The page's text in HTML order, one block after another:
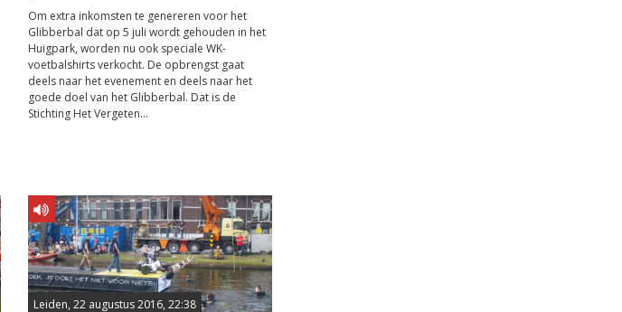
Om extra inkomsten te genereren voor het
Glibberbal dat op 5 juli wordt gehouden in het
Huigpark, worden nu ook speciale WK-
voetbalshirts verkocht. De opbrengst gaat
deels naar het evenement en deels naar het
goede doel van het Glibberbal. Dat is de
Stichting Het Vergeten...
Leiden, 22 augustus 2016, 22:38